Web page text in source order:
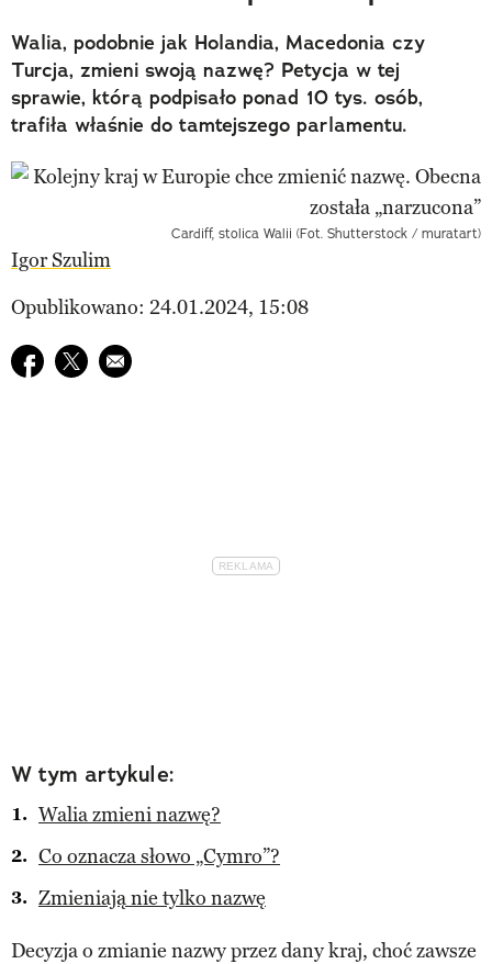
Walia, podobnie jak Holandia, Macedonia czy
Turcja, zmieni swoją nazwę? Petycja w tej
sprawie, którą podpisało ponad 10 tys. osób,
trafiła właśnie do tamtejszego parlamentu.
Cardiff, stolica Walii (Fot. Shutterstock / muratart)
Igor Szulim
Opublikowano: 24.01.2024, 15:08
Udostępnij na facebook
Udostępnij na twitter
E-mail do przyjaciela
W tym artykule:
Walia zmieni nazwę?
Co oznacza słowo „Cymro”?
Zmieniają nie tylko nazwę
Decyzja o zmianie nazwy przez dany kraj, choć zawsze